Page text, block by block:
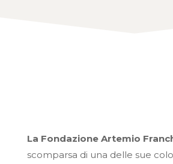
La Fondazione Artemio
scomparsa di una delle sue